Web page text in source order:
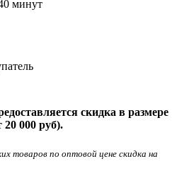
минут
скидка в размере
000 руб).
товаров по оптовой цене скидка на